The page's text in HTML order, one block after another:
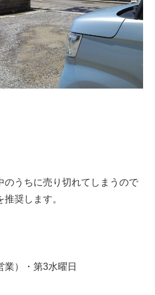
のうちに売り切れてしまうので
奨します。
業）・第3水曜日